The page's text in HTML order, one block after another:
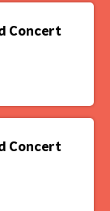
Concert
Concert